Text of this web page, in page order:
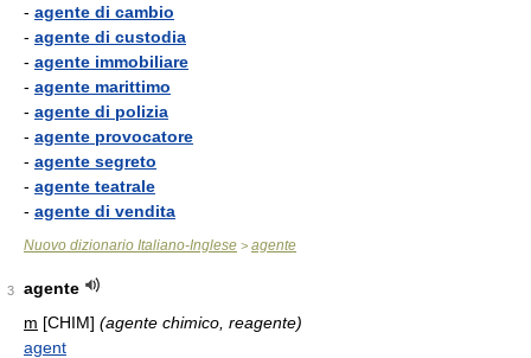
- agente di cambio
- agente di custodia
- agente immobiliare
- agente marittimo
- agente di polizia
- agente provocatore
- agente segreto
- agente teatrale
- agente di vendita
Nuovo dizionario Italiano-Inglese > agente
3
agente
m [CHIM] (agente chimico, reagente)
agent